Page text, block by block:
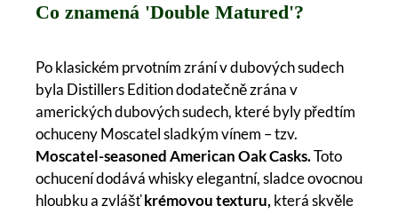
Co znamená 'Double Matured'?
Po klasickém prvotním zrání v dubových sudech
byla Distillers Edition dodatečně zrána v
amerických dubových sudech, které byly předtím
ochuceny Moscatel sladkým vínem – tzv.
Moscatel-seasoned American Oak Casks.Toto
ochucení dodává whisky elegantní, sladce ovocnou
hloubku a zvlášťkrémovou texturu, která skvěle